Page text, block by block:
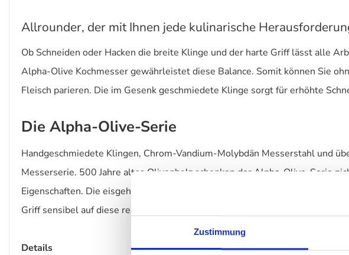
Zustimmung
Allrounder, der mit Ihnen jede kulinarische
Ob Schneiden oder Hacken die breite Klinge und der harte Griff lässt alle
Alpha-Olive Kochmesser gewährleistet diese Balance. Somit können Sie
Fleisch parieren. Die im Gesenk geschmiedete Klinge sorgt für erhöhte
Die Alpha-Olive-Serie
Handgeschmiedete Klingen, Chrom-Vandium-Molybdän Messerstahl und
Messerserie. 500 Jahre altes Olivenholz schenken der Alpha-Olive-Serie
Eigenschaften. Die eisgehärtete und handgeschärfte Klinge schenkt der
Griff sensibel auf diese reagiert.
Details